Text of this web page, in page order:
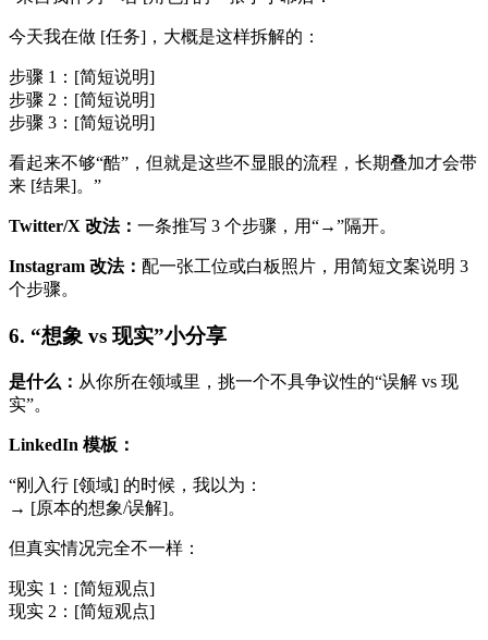
今天我在做 [任务]，大概是这样拆解的：
步骤 1：[简短说明]
步骤 2：[简短说明]
步骤 3：[简短说明]
看起来不够“酷”，但就是这些不显眼的流程，长期叠加才会带
来 [结果]。”
Twitter/X 改法： 一条推写 3 个步骤，用“→”隔开。
Instagram 改法： 配一张工位或白板照片，用简短文案说明 3
个步骤。
6. “想象 vs 现实”小分享
是什么： 从你所在领域里，挑一个不具争议性的“误解 vs 现
实”。
LinkedIn 模板：
“刚入行 [领域] 的时候，我以为：
→ [原本的想象/误解]。
但真实情况完全不一样：
现实 1：[简短观点]
现实 2：[简短观点]